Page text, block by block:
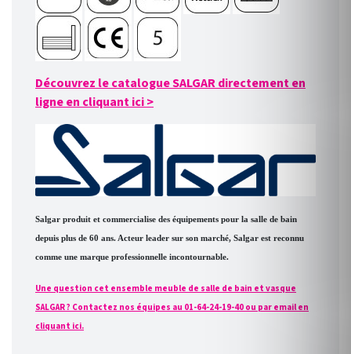
Découvrez le catalogue SALGAR directement en
ligne en cliquant ici>
Salgar produit et commercialise des équipements pour la salle de bain
depuis plus de 60 ans. Acteur leader sur son marché, Salgar est reconnu
comme une marque professionnelle incontournable.
Une question cet ensemble meuble de salle de bain et vasque
SALGAR ? Contactez nos équipes au 01-64-24-19-40 ou par email en
cliquant ici.